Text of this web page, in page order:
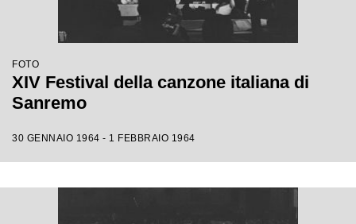
FOTO
XIV Festival della canzone italiana di
Sanremo
30 GENNAIO 1964 - 1 FEBBRAIO 1964